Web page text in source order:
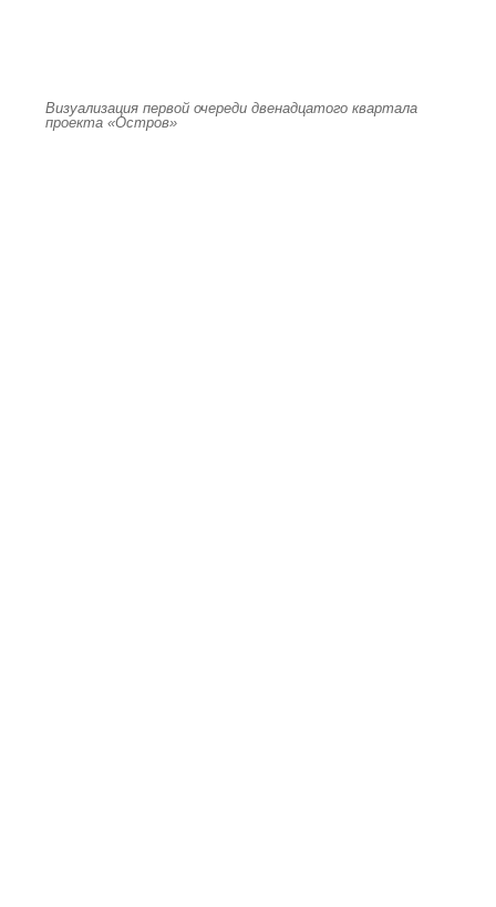
Визуализация первой очереди двенадцатого квартала
проекта «Остров»